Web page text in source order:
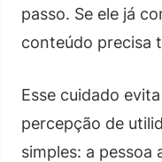
passo. Se ele já
conteúdo precisa
Esse cuidado
percepção de
simples: a pessoa